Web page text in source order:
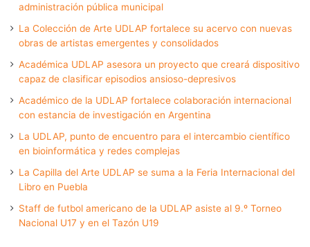
administración pública municipal
La Colección de Arte UDLAP fortalece su acervo con nuevas
obras de artistas emergentes y consolidados
Académica UDLAP asesora un proyecto que creará dispositivo
capaz de clasificar episodios ansioso-depresivos
Académico de la UDLAP fortalece colaboración internacional
con estancia de investigación en Argentina
La UDLAP, punto de encuentro para el intercambio científico
en bioinformática y redes complejas
La Capilla del Arte UDLAP se suma a la Feria Internacional del
Libro en Puebla
Staff de futbol americano de la UDLAP asiste al 9.º Torneo
Nacional U17 y en el Tazón U19